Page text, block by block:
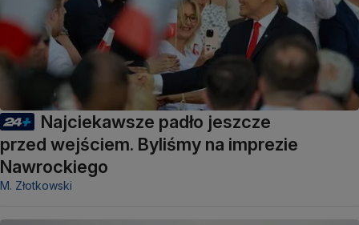
Najciekawsze padło jeszcze
przed wejściem. Byliśmy na imprezie
Nawrockiego
M. Złotkowski